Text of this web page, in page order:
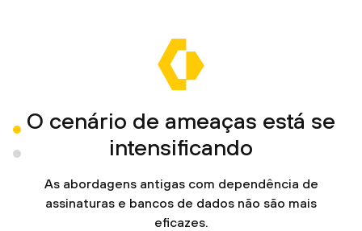
O cenário de ameaças está se
intensificando
As abordagens antigas com dependência de
assinaturas e bancos de dados não são mais
eficazes.